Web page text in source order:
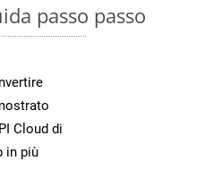
passo passo
Cloud di
in più